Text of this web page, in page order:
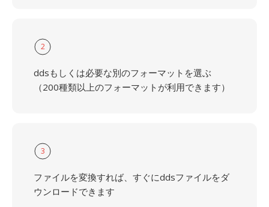
2
ddsもしくは必要な別のフォーマットを選ぶ
（200種類以上のフォーマットが利用できます）
3
ファイルを変換すれば、すぐにddsファイルをダ
ウンロードできます